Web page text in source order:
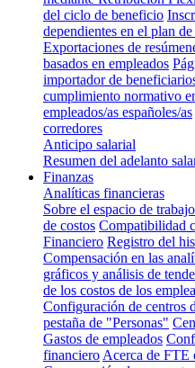
del ciclo de beneficio
dependientes en el plan
Exportaciones de
basados en empleados
importador de
cumplimiento normativo
empleados/as españoles/as
corredores
Anticipo salarial
Resumen del adelanto
Finanzas
Analíticas financieras
Sobre el espacio de
de costos Compatibilidad
Financiero Registro del
Compensación en las
gráficos y análisis de
de los costos de los
Configuración de centros
pestaña de "Personas"
Gastos de empleados
financiero Acerca de FTE